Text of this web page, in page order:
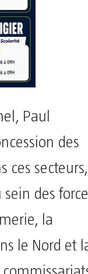
Paul
des
ces secteurs,
des
la
le Nord et